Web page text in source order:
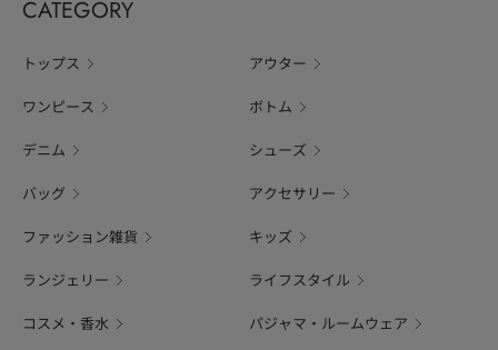
CATEGORY
トップス アウター
ワンピース ボトム
デニム シューズ
バッグ アクセサリー
ファッション雑貨 キッズ
ランジェリー ライフスタイル
コスメ・香水 パジャマ・ルームウェア